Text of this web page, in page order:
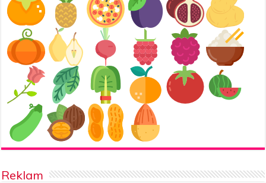
Reklam